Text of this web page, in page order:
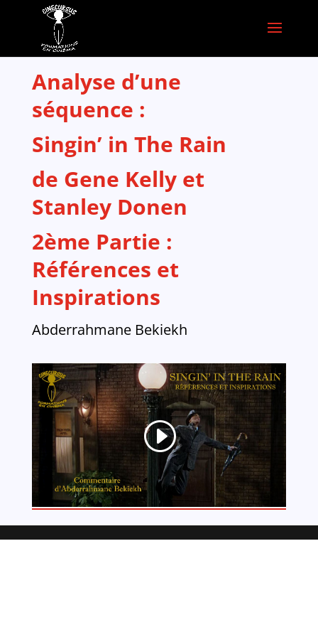
Analyse d’une
séquence :
Singin’ in The Rain
de Gene Kelly et
Stanley Donen
2ème Partie :
Références et
Inspirations
Abderrahmane Bekiekh